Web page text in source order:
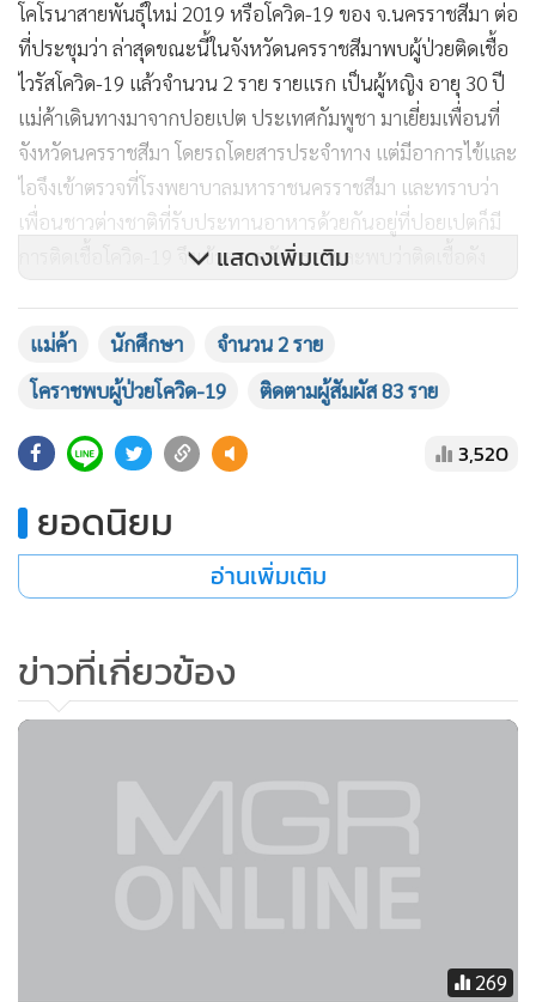
โคโรนาสายพันธุ์ใหม่ 2019 หรือโควิด-19 ของ จ.นครราชสีมา ต่อ
ที่ประชุมว่า ล่าสุดขณะนี้ในจังหวัดนครราชสีมาพบผู้ป่วยติดเชื้อ
ไวรัสโควิด-19 แล้วจำนวน 2 ราย รายแรก เป็นผู้หญิง อายุ 30 ปี
แม่ค้าเดินทางมาจากปอยเปต ประเทศกัมพูชา มาเยี่ยมเพื่อนที่
จังหวัดนครราชสีมา โดยรถโดยสารประจำทาง แต่มีอาการไข้และ
ไอจึงเข้าตรวจที่โรงพยาบาลมหาราชนครราชสีมา และทราบว่า
เพื่อนชาวต่างชาติที่รับประทานอาหารด้วยกันอยู่ที่ปอยเปตก็มี
การติดเชื้อโควิด-19 จึงเข้าตรวจคัดกรองและพบว่าติดเชื้อดัง
ส่วนรายที่ 2 เป็นนักศึกษาหญิง อายุ 22 ปี ลูกสาวของนายก
องค์การบริหารส่วนตำบล (อบต.) แห่งหนึ่งของ จ.นครราชสีมา
เดินทางกลับบ้านโดยรถโดยสารประจำทางจากกรุงเทพฯ มา
จ.นครราชสีมา มีอาการไข้และไอ ผลการตรวจเป็นบวก ซึ่งผู้ป่วย
อาการดีขึ้นทั้งคู่
แสดงเพิ่มเติม
แม่ค้า นักศึกษา
จำนวน 2 ราย
โคราชพบผู้ป่วยโควิด-19
ติดตามผู้สัมผัส 83 ราย
3,520
ยอดนิยม
อ่านเพิ่มเติม
ข่าวที่เกี่ยวข้อง
269